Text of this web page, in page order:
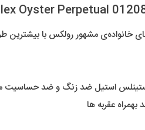
مشهور رولکس با بیشترین
استیل ضد زنگ و ضد حساسیت
عقربه ها